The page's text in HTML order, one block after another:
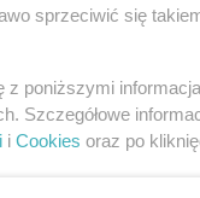
zależeć będą
sprzeciwić się
z poniższymi
Szczegółowe
i Cookies oraz po